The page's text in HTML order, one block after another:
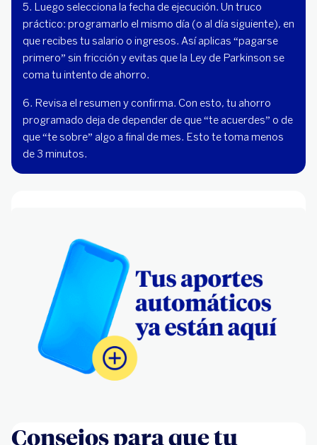
5. Luego selecciona la fecha de ejecución. Un truco
práctico: programarlo el mismo día (o al día siguiente), en
que recibes tu salario o ingresos. Así aplicas “pagarse
primero” sin fricción y evitas que la Ley de Parkinson se
coma tu intento de ahorro.
6. Revisa el resumen y confirma. Con esto, tu ahorro
programado deja de depender de que “te acuerdes” o de
que “te sobre” algo a final de mes. Esto te toma menos
de 3 minutos.
Consejos para que tu